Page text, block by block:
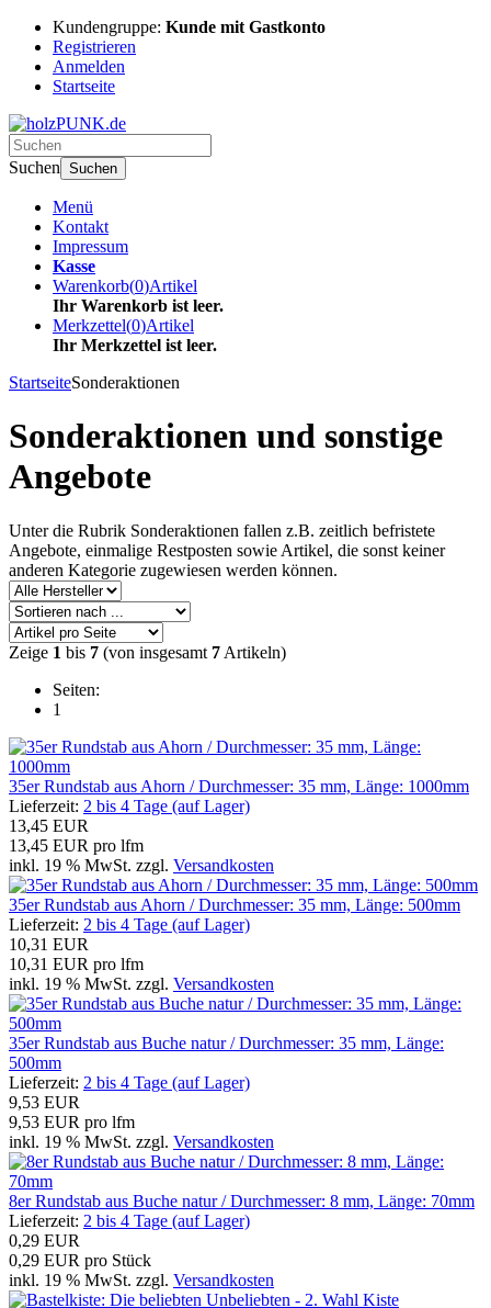
Kundengruppe: Kunde mit Gastkonto
Registrieren
Anmelden
Startseite
Suchen Suchen
Menü
Kontakt
Impressum
Kasse
Warenkorb(0)Artikel
Ihr Warenkorb ist leer.
Merkzettel(0)Artikel
Ihr Merkzettel ist leer.
StartseiteSonderaktionen
Sonderaktionen und sonstige
Angebote
Unter die Rubrik Sonderaktionen fallen z.B. zeitlich befristete
Angebote, einmalige Restposten sowie Artikel, die sonst keiner
anderen Kategorie zugewiesen werden können.
Zeige 1 bis 7 (von insgesamt 7 Artikeln)
Seiten:
1
35er Rundstab aus Ahorn / Durchmesser: 35 mm, Länge: 1000mm
Lieferzeit: 2 bis 4 Tage (auf Lager)
13,45 EUR
13,45 EUR pro lfm
inkl. 19 % MwSt. zzgl. Versandkosten
35er Rundstab aus Ahorn / Durchmesser: 35 mm, Länge: 500mm
Lieferzeit: 2 bis 4 Tage (auf Lager)
10,31 EUR
10,31 EUR pro lfm
inkl. 19 % MwSt. zzgl. Versandkosten
35er Rundstab aus Buche natur / Durchmesser: 35 mm, Länge:
500mm
Lieferzeit: 2 bis 4 Tage (auf Lager)
9,53 EUR
9,53 EUR pro lfm
inkl. 19 % MwSt. zzgl. Versandkosten
8er Rundstab aus Buche natur / Durchmesser: 8 mm, Länge: 70mm
Lieferzeit: 2 bis 4 Tage (auf Lager)
0,29 EUR
0,29 EUR pro Stück
inkl. 19 % MwSt. zzgl. Versandkosten